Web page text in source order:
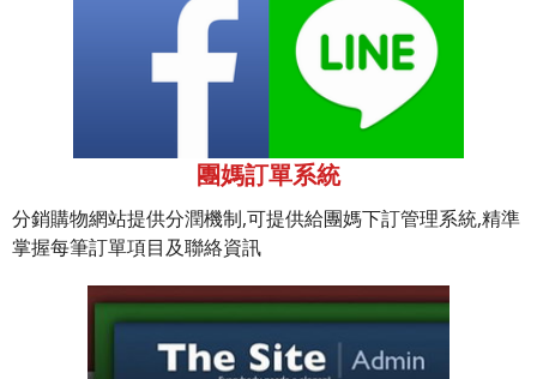
團媽訂單系統
分銷購物網站提供分潤機制,可提供給團媽下訂管理系統,精準
掌握每筆訂單項目及聯絡資訊